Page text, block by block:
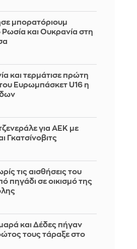
μπορατόριουμ
και Ουκρανία στη
και τερμάτισε πρώτη
Ευρωμπάσκετ U16 η
για ΑΕΚ με
Γκατσίνοβιτς
τις αισθήσεις του
πηγάδι σε οικισμό της
και Δέδες πήγαν
τους τάραξε στο